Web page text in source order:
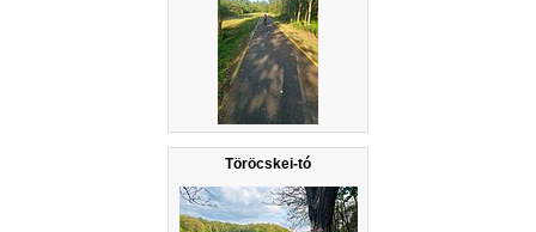
Töröcskei-tó